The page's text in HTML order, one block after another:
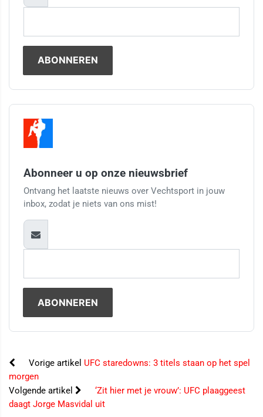
Abonneer u op onze nieuwsbrief
Ontvang het laatste nieuws over Vechtsport in jouw
inbox, zodat je niets van ons mist!
Vorige artikel UFC staredowns: 3 titels staan ​op het spel
morgen
Volgende artikel
‘Zit hier met je vrouw’: UFC plaaggeest
daagt Jorge Masvidal uit